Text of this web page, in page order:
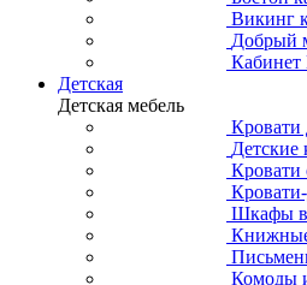
Викинг
Добрый
Кабинет
Детская
Детская мебель
Кровати
Детские
Кровати
Шкафы в
Комоды